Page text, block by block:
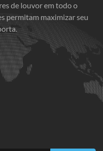
de louvor em todo o
permitam maximizar seu